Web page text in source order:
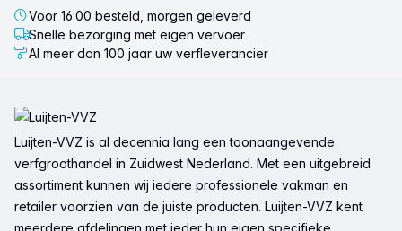
Voor 16:00 besteld, morgen geleverd
Snelle bezorging met eigen vervoer
Al meer dan 100 jaar uw verfleverancier
Luijten-VVZ is al decennia lang een toonaangevende
verfgroothandel in Zuidwest Nederland. Met een uitgebreid
assortiment kunnen wij iedere professionele vakman en
retailer voorzien van de juiste producten. Luijten-VVZ kent
meerdere afdelingen met ieder hun eigen specifieke